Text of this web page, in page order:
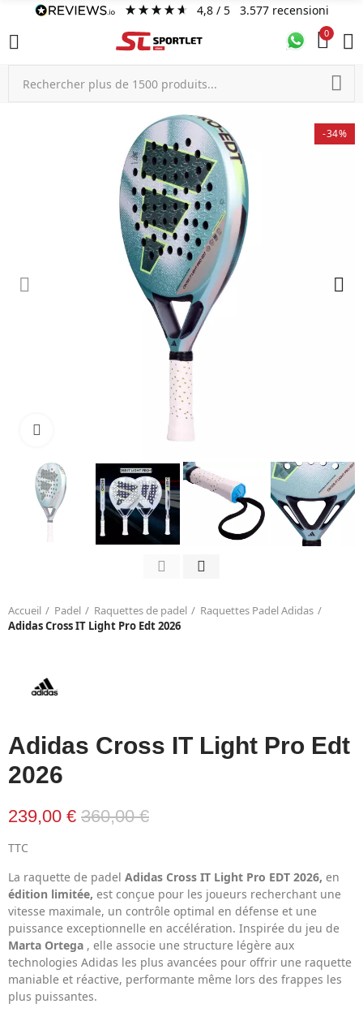
4,8/ 5 3.577 recensioni
0
-34%
Accueil Padel Raquettes de padel
Raquettes Padel Adidas
Adidas Cross IT Light Pro Edt 2026
Adidas Cross IT Light Pro Edt
2026
239,00 € 360,00 €
TTC
La raquette de padel Adidas Cross IT Light Pro EDT 2026, en
édition limitée, est conçue pour les joueurs recherchant une
vitesse maximale, un contrôle optimal en défense et une
puissance exceptionnelle en accélération. Inspirée du jeu de
Marta Ortega , elle associe une structure légère aux
technologies Adidas les plus avancées pour offrir une raquette
maniable et réactive, performante même lors des frappes les
plus puissantes.